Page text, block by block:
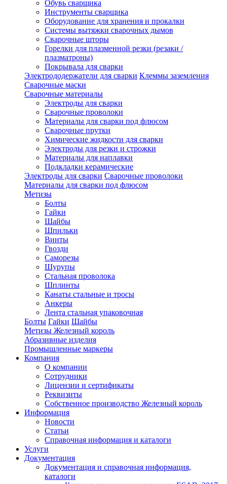
Обувь сварщика
Инструменты сварщика
Оборудование для хранения и прокалки
Системы вытяжки сварочных дымов
Сварочные шторы
Горелки для плазменной резки (резаки /
плазматроны)
Покрывала для сварки
Электрододержатели для сварки Клеммы заземления
Сварочные маски
Сварочные материалы
Электроды для сварки
Сварочные проволоки
Материалы для сварки под флюсом
Сварочные прутки
Химические жидкости для сварки
Электроды для резки и строжки
Материалы для наплавки
Подкладки керамические
Электроды для сварки Сварочные проволоки
Материалы для сварки под флюсом
Метизы
Болты
Гайки
Шайбы
Шпильки
Винты
Гвозди
Саморезы
Шурупы
Стальная проволока
Шплинты
Канаты стальные и тросы
Анкеры
Лента стальная упаковочная
Болты Гайки Шайбы
Метизы Железный король
Абразивные изделия
Промышленные маркеры
Компания
О компании
Сотрудники
Лицензии и сертификаты
Реквизиты
Собственное производство Железный король
Информация
Новости
Статьи
Справочная информация и каталоги
Услуги
Документация
Документация и справочная информация,
каталоги